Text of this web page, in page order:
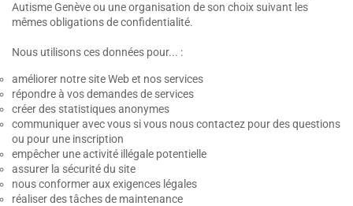
Autisme Genève ou une organisation de son choix suivant les
mêmes obligations de confidentialité.
Nous utilisons ces données pour... :
améliorer notre site Web et nos services
répondre à vos demandes de services
créer des statistiques anonymes
communiquer avec vous si vous nous contactez pour des questions
ou pour une inscription
empêcher une activité illégale potentielle
assurer la sécurité du site
nous conformer aux exigences légales
réaliser des tâches de maintenance